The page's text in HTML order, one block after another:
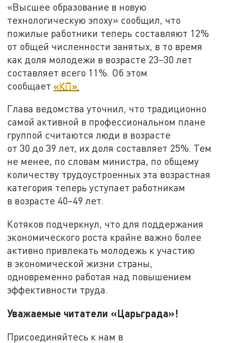
«Высшее образование в новую
технологическую эпоху» сообщил, что
пожилые работники теперь составляют 12%
от общей численности занятых, в то время
как доля молодежи в возрасте 23–30 лет
составляет всего 11%. Об этом
сообщает «КП».
Глава ведомства уточнил, что традиционно
самой активной в профессиональном плане
группой считаются люди в возрасте
от 30 до 39 лет, их доля составляет 25%. Тем
не менее, по словам министра, по общему
количеству трудоустроенных эта возрастная
категория теперь уступает работникам
в возрасте 40–49 лет.
Котяков подчеркнул, что для поддержания
экономического роста крайне важно более
активно привлекать молодежь к участию
в экономической жизни страны,
одновременно работая над повышением
эффективности труда.
Уважаемые читатели «Царьграда»!
Присоединяйтесь к нам в